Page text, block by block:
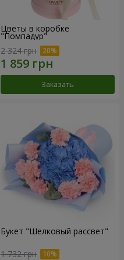
Цветы в коробке
"Помпадур"
2 324 грн
Заказать
Букет "Шелковый рассвет"
1 732 грн